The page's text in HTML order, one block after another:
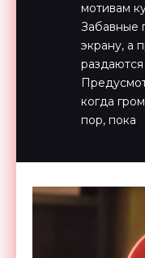
мотивам
Забавные
экрану, а
когда
пор, пока